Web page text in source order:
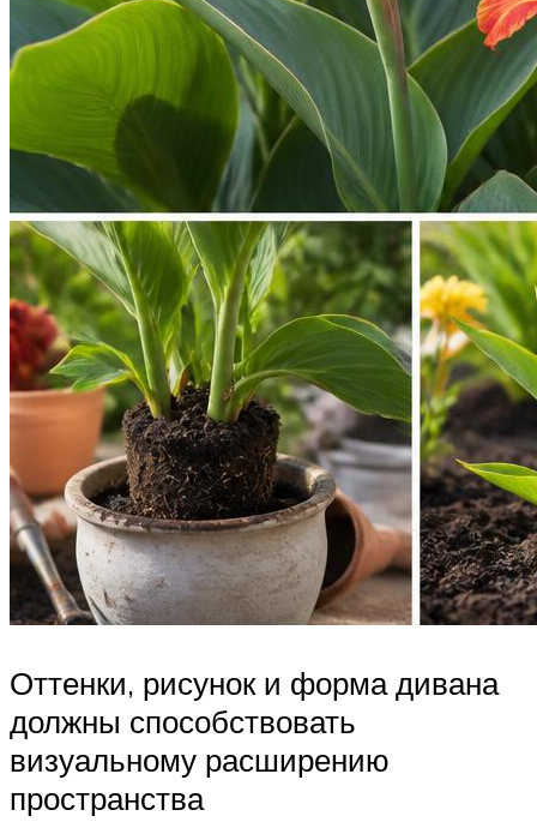
Оттенки, рисунок и форма дивана
должны способствовать
визуальному расширению
пространства